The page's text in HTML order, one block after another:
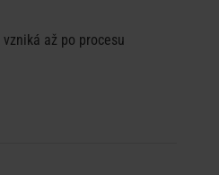
až po procesu